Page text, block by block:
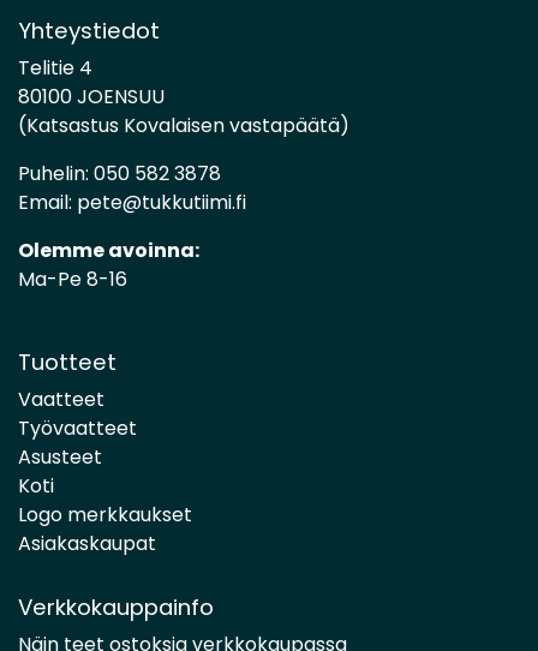
Yhteystiedot
Telitie 4
80100 JOENSUU
(Katsastus Kovalaisen vastapäätä)
Puhelin: 050 582 3878
Email: pete@tukkutiimi.fi
Olemme avoinna:
Ma-Pe 8-16
Tuotteet
Vaatteet
Työvaatteet
Asusteet
Koti
Logo merkkaukset
Asiakaskaupat
Verkkokauppainfo
Näin teet ostoksia verkkokaupassa